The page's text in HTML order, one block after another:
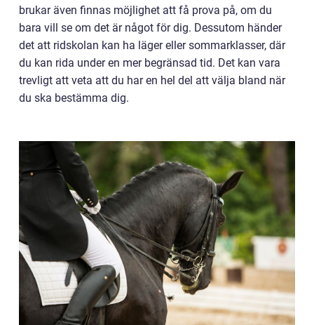
brukar även finnas möjlighet att få prova på, om du
bara vill se om det är något för dig. Dessutom händer
det att ridskolan kan ha läger eller sommarklasser, där
du kan rida under en mer begränsad tid. Det kan vara
trevligt att veta att du har en hel del att välja bland när
du ska bestämma dig.